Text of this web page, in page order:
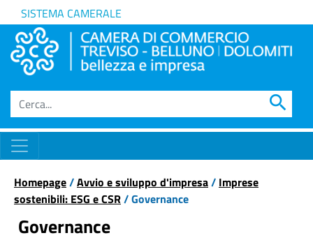
SISTEMA CAMERALE
search
Homepage/Avvio e sviluppo d'impresa/ Imprese
sostenibili: ESG e CSR/ Governance
Governance